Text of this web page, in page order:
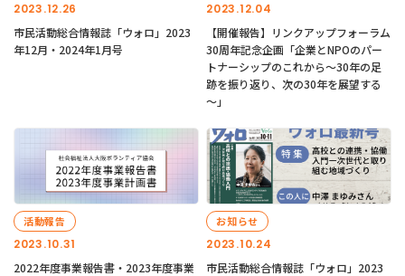
2023.12.26
市民活動総合情報誌「ウォロ」2023
年12月・2024年1月号
2023.12.04
【開催報告】リンクアップフォーラム
30周年記念企画「企業とNPOのパー
トナーシップのこれから～30年の足
跡を振り返り、次の30年を展望する
～」
2023.10.31
活動報告
2022年度事業報告書・2023年度事業
2023.10.24
お知らせ
市民活動総合情報誌「ウォロ」2023